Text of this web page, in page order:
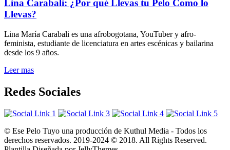
Lina Carabali: ¿Por qué Llevas tu Pelo Como lo
Llevas?
Lina María Carabali es una afrobogotana, YouTuber y afro-
feminista, estudiante de licenciatura en artes escénicas y bailarina
desde los 9 años.
Leer mas
Redes Sociales
© Ese Pelo Tuyo una producción de Kuthul Media - Todos los
derechos reservados. 2019-2024 © 2018. All Rights Reserved.